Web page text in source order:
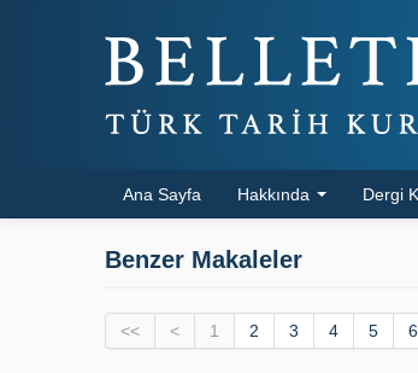
Ana Sayfa Hakkında Dergi
Benzer Makaleler
<< < 1 2 3 4 5 6